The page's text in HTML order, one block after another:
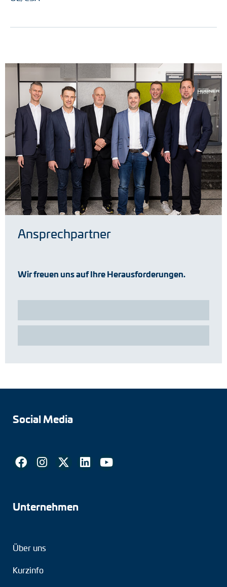
Ansprechpartner
Wir freuen uns auf Ihre Herausforderungen.
Social Media
Unternehmen
Über uns
Kurzinfo